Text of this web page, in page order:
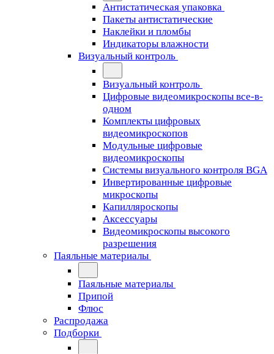
Антистатическая упаковка
Пакеты антистатические
Наклейки и пломбы
Индикаторы влажности
Визуальный контроль
Визуальный контроль
Цифровые видеомикроскопы все-в-
одном
Комплекты цифровых
видеомикроскопов
Модульные цифровые
видеомикроскопы
Cистемы визуального контроля BGA
Инвертированные цифровые
микроскопы
Капилляроскопы
Аксессуары
Видеомикроскопы высокого
разрешения
Паяльные материалы
Паяльные материалы
Припой
Флюс
Распродажа
Подборки